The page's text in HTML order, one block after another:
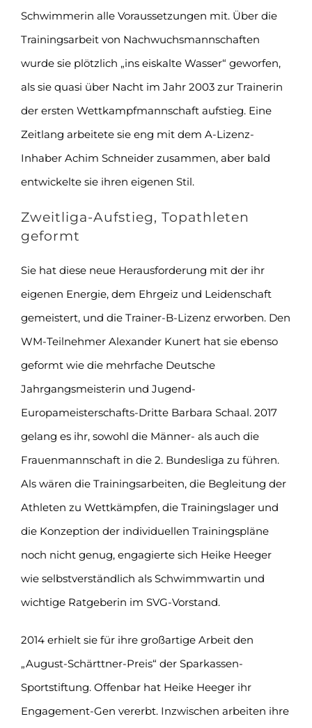
Schwimmerin alle Voraussetzungen mit. Über die
Trainingsarbeit von Nachwuchsmannschaften
wurde sie plötzlich „ins eiskalte Wasser“ geworfen,
als sie quasi über Nacht im Jahr 2003 zur Trainerin
der ersten Wettkampfmannschaft aufstieg. Eine
Zeitlang arbeitete sie eng mit dem A-Lizenz-
Inhaber Achim Schneider zusammen, aber bald
entwickelte sie ihren eigenen Stil.
Zweitliga-Aufstieg, Topathleten
geformt
Sie hat diese neue Herausforderung mit der ihr
eigenen Energie, dem Ehrgeiz und Leidenschaft
gemeistert, und die Trainer-B-Lizenz erworben. Den
WM-Teilnehmer Alexander Kunert hat sie ebenso
geformt wie die mehrfache Deutsche
Jahrgangsmeisterin und Jugend-
Europameisterschafts-Dritte Barbara Schaal. 2017
gelang es ihr, sowohl die Männer- als auch die
Frauenmannschaft in die 2. Bundesliga zu führen.
Als wären die Trainingsarbeiten, die Begleitung der
Athleten zu Wettkämpfen, die Trainingslager und
die Konzeption der individuellen Trainingspläne
noch nicht genug, engagierte sich Heike Heeger
wie selbstverständlich als Schwimmwartin und
wichtige Ratgeberin im SVG-Vorstand.
2014 erhielt sie für ihre großartige Arbeit den
„August-Schärttner-Preis“ der Sparkassen-
Sportstiftung. Offenbar hat Heike Heeger ihr
Engagement-Gen vererbt. Inzwischen arbeiten ihre